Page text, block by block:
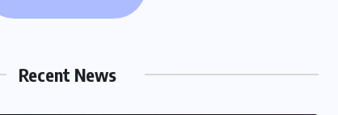
Recent News